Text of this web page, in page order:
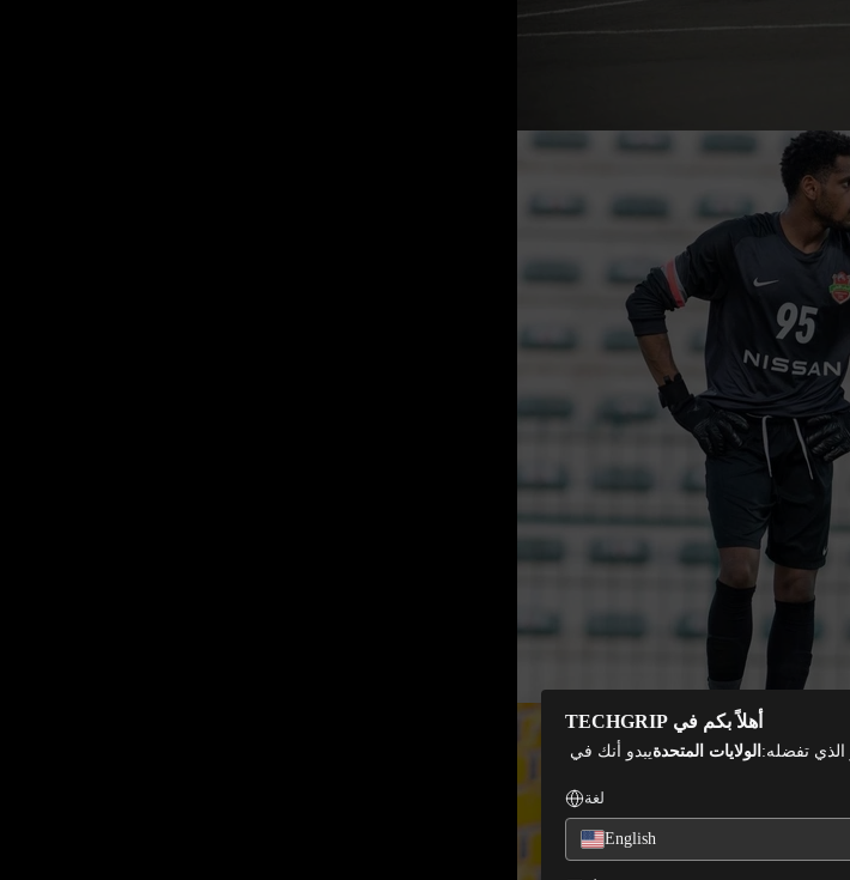
أهلاً بكم في TECHGRIP
يبدو أنك فيالولايات المتحدة الذي تفضله:
لغة
English